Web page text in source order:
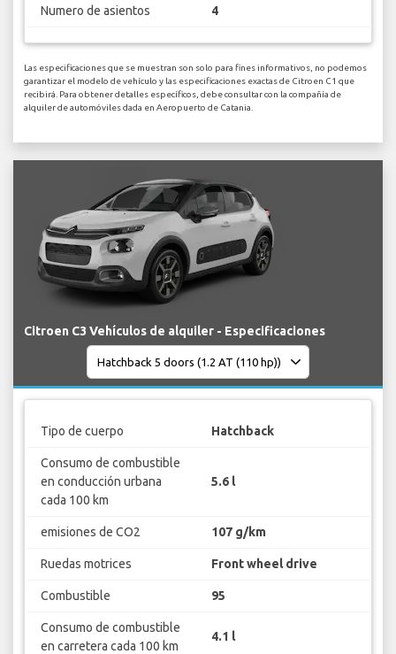
Numero de asientos 4
Las especificaciones que se muestran son solo para fines informativos, no podemos
garantizar el modelo de vehículo y las especificaciones exactas de Citroen C1 que
recibirá. Para obtener detalles específicos, debe consultar con la compañía de
alquiler de automóviles dada en Aeropuerto de Catania.
Citroen C3 Vehículos de alquiler - Especificaciones
Tipo de cuerpo Hatchback
Consumo de combustible
en conducción urbana
cada 100 km
5.6 l
emisiones de CO2 107 g/km
Ruedas motrices Front wheel drive
Combustible 95
Consumo de combustible
en carretera cada 100 km
4.1 l